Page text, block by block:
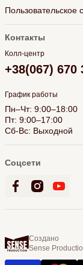
Пользовательское
Контакты
Колл-центр
+38(067) 670
График работы
Пн–Чт: 9:00–18:00
Пт: 9:00–17:00
Сб-Вс: Выходной
Соцсети
Создано
Sense